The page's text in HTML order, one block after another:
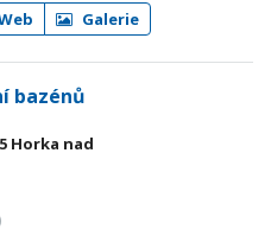
Galerie
bazénů
Horka nad